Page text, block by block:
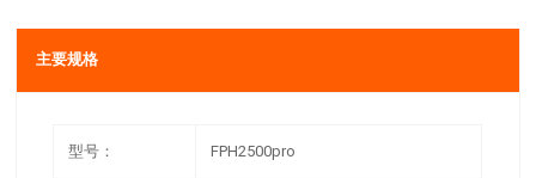
主要规格
型号： FPH2500pro